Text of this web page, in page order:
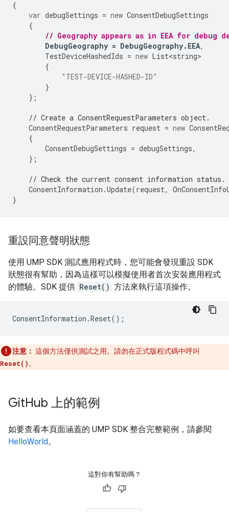
{
var debugSettings = new ConsentDebugSettings
{
// Geography appears as in EEA for debug
DebugGeography = DebugGeography. EEA,
TestDeviceHashedIds = new List<string>
{
"TEST-DEVICE-HASHED-ID"
}
};
// Create a ConsentRequestParameters object.
ConsentRequestParameters request = new
{
ConsentDebugSettings = debugSettings,
};
// Check the current consent information status.
ConsentInformation .Update(request,
}
重設同意聲明狀態
使用 UMP SDK 測試應用程式時，您可能會發現重設 SDK
狀態很有幫助，因為這樣可以模擬使用者首次安裝應用程式
的體驗。SDK 提供 Reset() 方法來執行這項操作。
ConsentInformation .Reset();
注意： 這個方法僅供測試之用。請勿在正式版程式碼中呼叫
Reset() 。
GitHub 上的範例
如要查看本頁面涵蓋的 UMP SDK 整合完整範例，請參閱
HelloWorld。
這對你有幫助嗎？